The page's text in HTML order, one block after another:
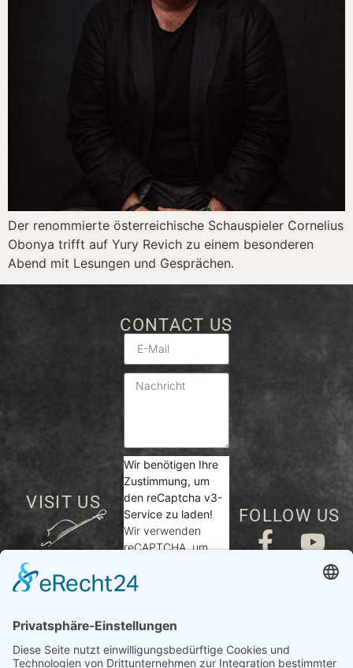
Der renommierte österreichische Schauspieler Cornelius
Obonya trifft auf Yury Revich zu einem besonderen
Abend mit Lesungen und Gesprächen.
VISIT US
Concerts
CONTACT US
Wir benötigen Ihre
Zustimmung, um
den reCaptcha v3-
Service zu laden!
Wir verwenden
reCAPTCHA, um
Informationen zu
zu Ihren Aktivitäten
sammeln. Bitte
lesen Sie die Details
FOLLOW US